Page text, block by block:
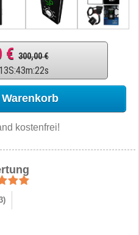
€ 300,00 €
13S:43m:21s
kostenfrei!
)